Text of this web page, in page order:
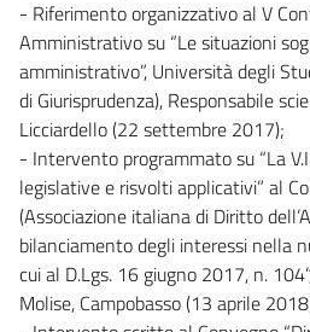
- Riferimento organizzativo al V
Amministrativo su “Le situazioni
amministrativo”, Università degli
di Giurisprudenza), Responsabile
Licciardello (22 settembre 2017);
- Intervento programmato su “La
legislative e risvolti applicativi” al
(Associazione italiana di Diritto
bilanciamento degli interessi nella
cui al D.Lgs. 16 giugno 2017, n.
Molise, Campobasso (13 aprile